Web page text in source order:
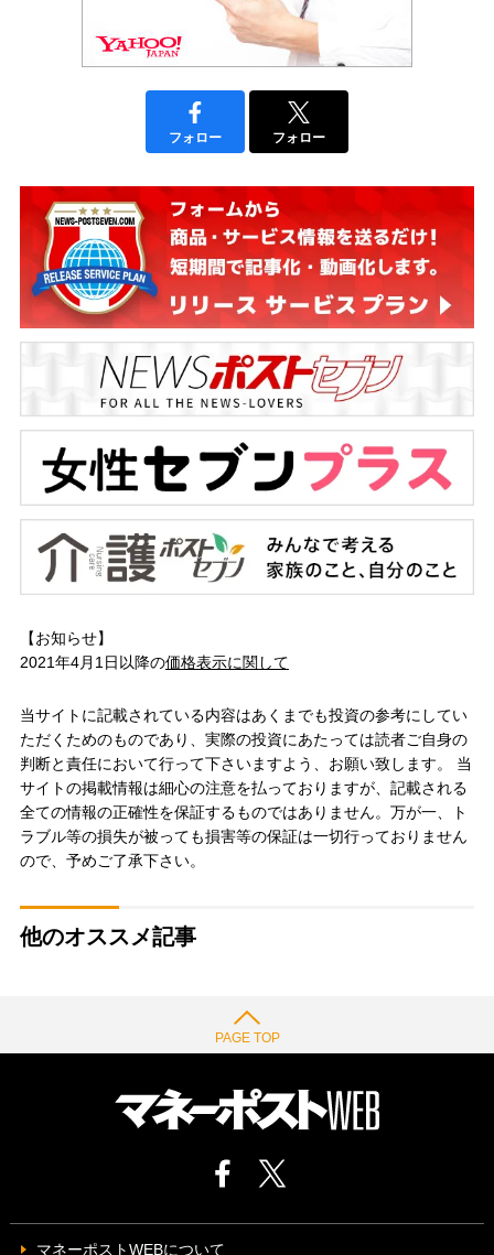
フォロー フォロー
【お知らせ】
2021年4月1日以降の価格表示に関して
当サイトに記載されている内容はあくまでも投資の参考にしてい
ただくためのものであり、実際の投資にあたっては読者ご自身の
判断と責任において行って下さいますよう、お願い致します。 当
サイトの掲載情報は細心の注意を払っておりますが、記載される
全ての情報の正確性を保証するものではありません。万が一、ト
ラブル等の損失が被っても損害等の保証は一切行っておりません
ので、予めご了承下さい。
他のオススメ記事
PAGE TOP
マネーポストWEBについて